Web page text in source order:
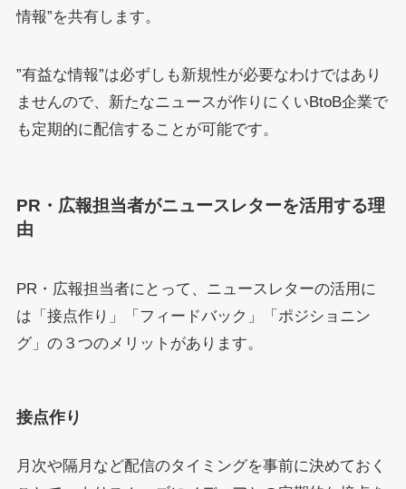
情報”を共有します。
”有益な情報”は必ずしも新規性が必要なわけではあり
ませんので、新たなニュースが作りにくいBtoB企業で
も定期的に配信することが可能です。
PR・広報担当者がニュースレターを活用する理
由
PR・広報担当者にとって、ニュースレターの活用に
は「接点作り」「フィードバック」「ポジショニン
グ」の３つのメリットがあります。
接点作り
月次や隔月など配信のタイミングを事前に決めておく